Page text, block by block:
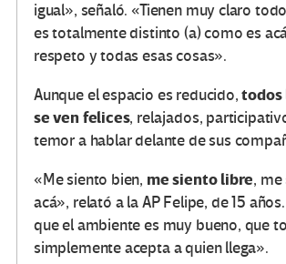
igual», señaló. «Tienen muy claro
es totalmente distinto (a) como es
respeto y todas esas cosas».
Aunque el espacio es reducido,todos
se ven felices, relajados,
temor a hablar delante de sus
«Me siento bien, me siento libre,
acá», relató a la AP Felipe, de 15
que el ambiente es muy bueno, que
simplemente acepta a quien llega».